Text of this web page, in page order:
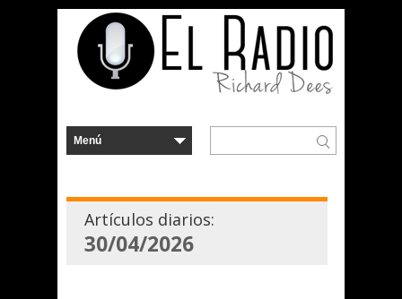
Artículos diarios:
30/04/2026